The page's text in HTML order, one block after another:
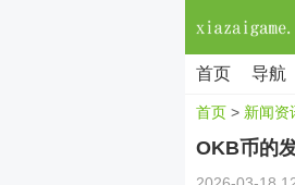
首页 导航
首页 > 新闻资
OKB币的